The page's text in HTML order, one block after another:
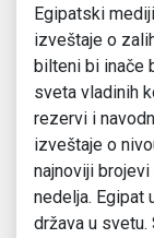
Egipatski
izveštaje o
bilteni bi inače
sveta vladinih
rezervi i
izveštaje o
najnoviji
nedelja. Egipat
država u svetu.